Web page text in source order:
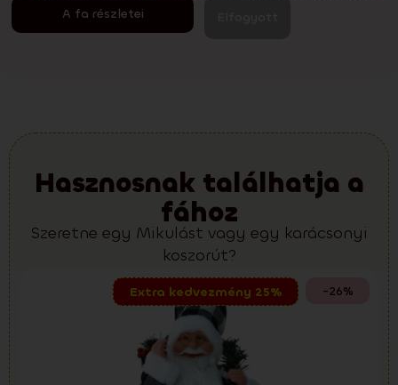
A fa részletei
Hasznosnak találhatja a
fához
Szeretne egy Mikulást vagy egy karácsonyi
koszorút?
-26%
Extra kedvezmény 25%